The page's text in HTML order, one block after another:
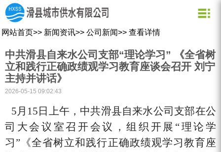
资质荣誉
行业动态
公司形象
用水小常识
网站首页>> 新闻资讯>> 公司新闻>> 查看详情
中共滑县自来水公司支部“理论学习” 《全省树
立和践行正确政绩观学习教育座谈会召开 刘宁
主持并讲话》
2026-05-15 09:02:43
5月15日上午，中共滑县自来水公司支部在公
司大会议室召开会议，组织开展“理论学
习”《全省树立和践行正确政绩观学习教育座